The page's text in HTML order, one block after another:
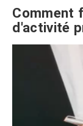
Comment
d'activité